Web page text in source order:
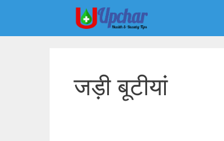
content
जड़ी बूटीयां